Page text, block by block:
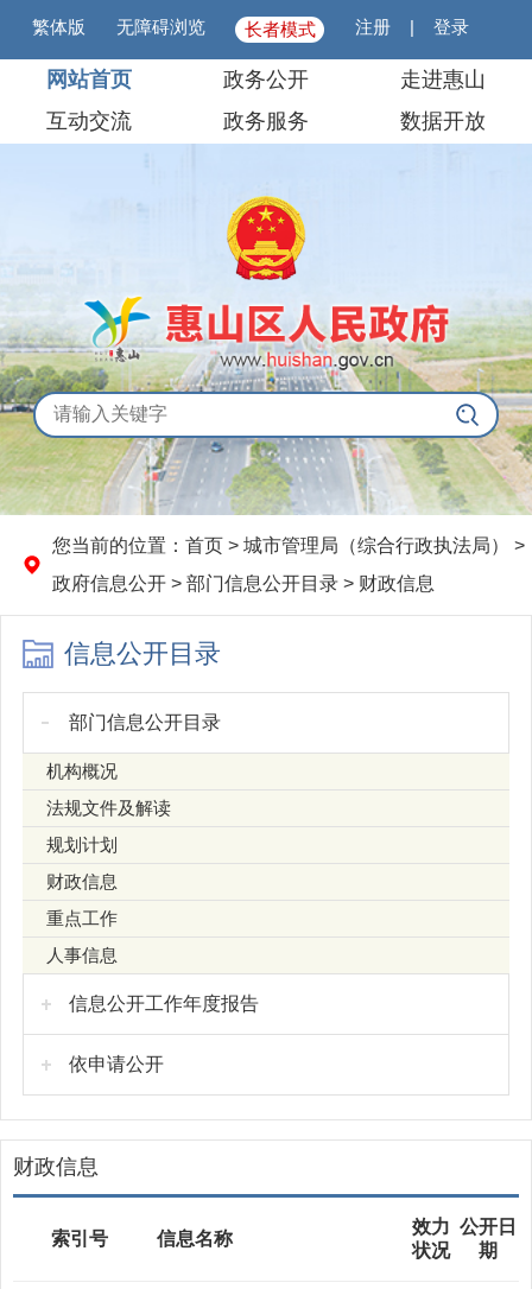
繁体版 无障碍浏览 长者模式 注册 |登录
网站首页 政务公开
走进惠山
互动交流
政务服务 数据开放
您当前的位置： 首页 > 城市管理局（综合行政执法局）
>
政府信息公开 > 部门信息公开目录 > 财政信息
信息公开目录
部门信息公开目录
机构概况
法规文件及解读
规划计划
财政信息
重点工作
人事信息
信息公开工作年度报告
依申请公开
财政信息
索引号 信息名称
效力
状况
公开日
期